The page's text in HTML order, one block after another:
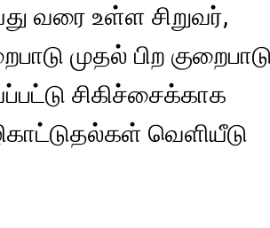
- டிசம்பர் 17
வாய்ப்பு ( டிச 18 )
தேர்வுக்கூட நுழைவுச்சீட்டு வெளியீடு!
படித்துப் பழக 200 எளிமையான தமிழ்
பாடக் குறிப்பு
வரை உள்ள சிறுவர்,
முதல் பிற
சிகிச்சைக்காக
வெளியீடு